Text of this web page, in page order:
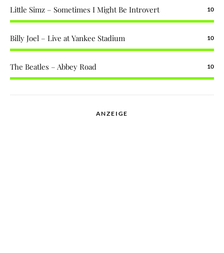
Little Simz – Sometimes I Might Be Introvert 10
Billy Joel – Live at Yankee Stadium 10
The Beatles – Abbey Road 10
ANZEIGE